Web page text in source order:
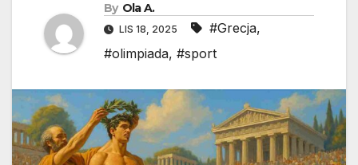
By Ola A.
LIS 18, 2025 #Grecja,
#olimpiada, #sport